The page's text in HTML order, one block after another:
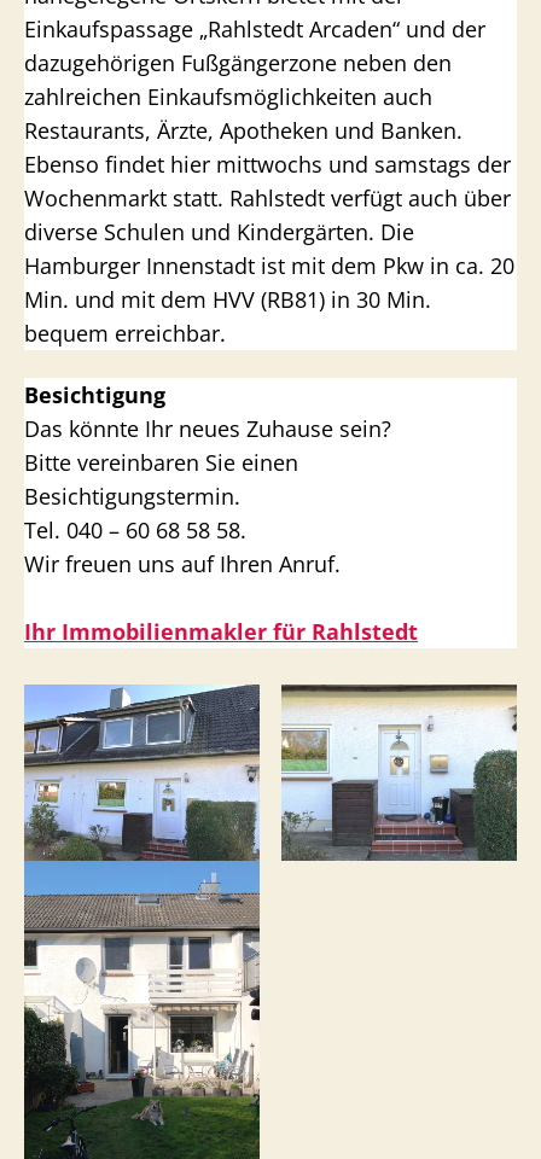
Einkaufspassage „Rahlstedt Arcaden“ und der
dazugehörigen Fußgängerzone neben den
zahlreichen Einkaufsmöglichkeiten auch
Restaurants, Ärzte, Apotheken und Banken.
Ebenso findet hier mittwochs und samstags der
Wochenmarkt statt. Rahlstedt verfügt auch über
diverse Schulen und Kindergärten. Die
Hamburger Innenstadt ist mit dem Pkw in ca. 20
Min. und mit dem HVV (RB81) in 30 Min.
bequem erreichbar.
Besichtigung
Das könnte Ihr neues Zuhause sein?
Bitte vereinbaren Sie einen
Besichtigungstermin.
Tel. 040 – 60 68 58 58.
Wir freuen uns auf Ihren Anruf.
Ihr Immobilienmakler für Rahlstedt